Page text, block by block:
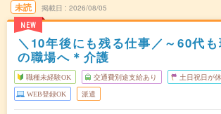
未読
NEW
掲載日 2026/08/05
＼10年後にも残る仕事／～60代
の職場へ＊介護
職種未経験OK 交通費別途支給あり 土日祝日が
WEB登録OK 派遣